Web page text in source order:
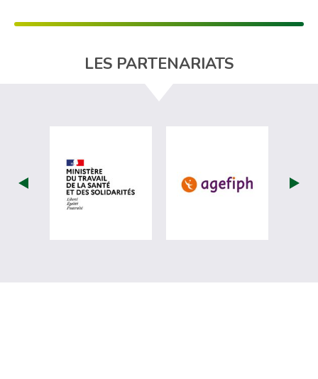
LES PARTENARIATS
visiter les site de Ministère du travail
visiter les